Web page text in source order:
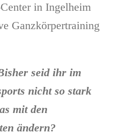
in Ingelheim
Ganzkörpertraining
seid ihr im
nicht so stark
mit den
ändern?